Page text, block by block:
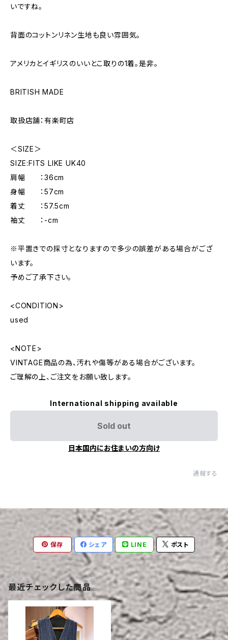
いですね。
背面のコットンリネン生地も良い雰囲気。
アメリカとイギリスのいいとこ取りの1着。是非。
BRITISH MADE
取扱店舗：有楽町店
＜SIZE＞
SIZE:FITS LIKE UK40
肩幅 ：36cm
身幅 ：57cm
着丈 ：57.5cm
袖丈 ：-cm
※平置きでの採寸となりますので多少の誤差がある場合がござ
います。
予めご了承下さい。
<CONDITION>
used
<NOTE>
VINTAGE商品の為、汚れや傷等がある場合がございます。
ご理解の上、ご注文をお願い致します。
International shipping available
Sold out
日本国内にお住まいの方向け
通報する
保存 シェア LINE ポスト
最近チェックした商品